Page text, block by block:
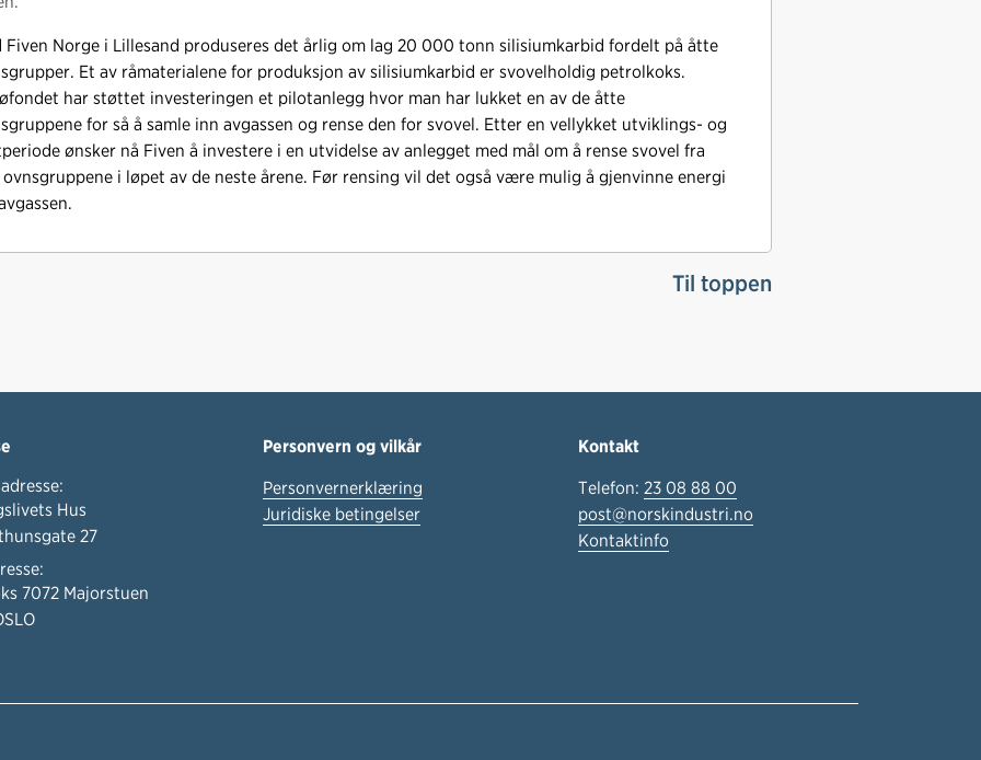
Fiven Norge i Lillesand produseres det årlig om lag 20 000 tonn silisiumkarbid fordelt på åtte
Et av råmaterialene for produksjon av silisiumkarbid er svovelholdig petrolkoks.
har støttet investeringen et pilotanlegg hvor man har lukket en av de åtte
for så å samle inn avgassen og rense den for svovel. Etter en vellykket utviklings- og
ønsker nå Fiven å investere i en utvidelse av anlegget med mål om å rense svovel fra
ovnsgruppene i løpet av de neste årene. Før rensing vil det også være mulig å gjenvinne energi
Til toppen
Hus
27
7072 Majorstuen
Personvern og vilkår
Personvernerklæring
Juridiske betingelser
Kontakt
Telefon: 23 08 88 00
post@norskindustri.no
Kontaktinfo